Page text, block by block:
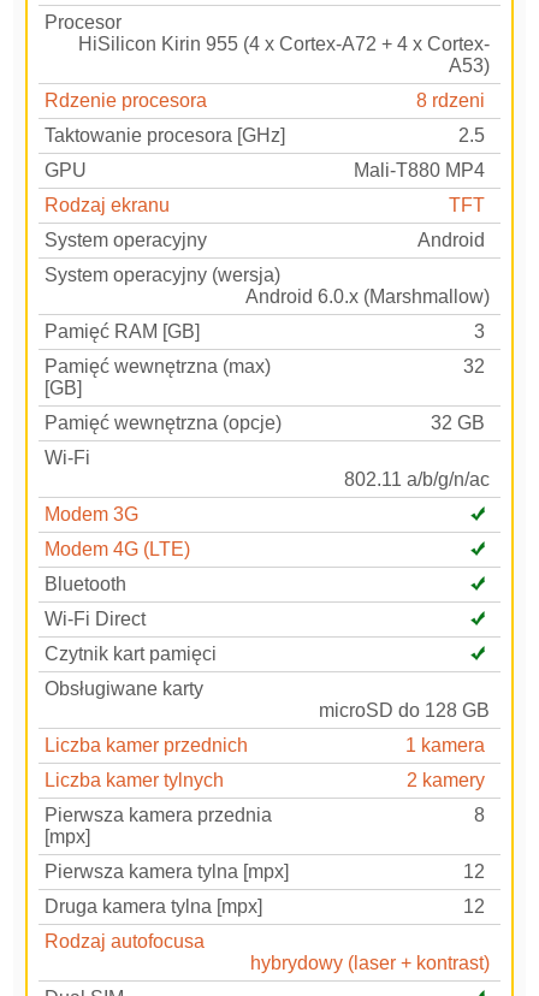
Procesor
HiSilicon Kirin 955 (4 x Cortex-A72 + 4 x Cortex-
A53)
Rdzenie procesora
8 rdzeni
Taktowanie procesora [GHz]
2.5
GPU
Mali-T880 MP4
Rodzaj ekranu
TFT
System operacyjny
Android
System operacyjny (wersja)
Android 6.0.x (Marshmallow)
Pamięć RAM [GB]
3
Pamięć wewnętrzna (max)
[GB]
32
Pamięć wewnętrzna (opcje)
32 GB
Wi-Fi
802.11 a/b/g/n/ac
Modem 3G
Modem 4G (LTE)
Bluetooth
Wi-Fi Direct
Czytnik kart pamięci
Obsługiwane karty
microSD do 128 GB
Liczba kamer przednich
1 kamera
Liczba kamer tylnych
2 kamery
Pierwsza kamera przednia
[mpx]
8
Pierwsza kamera tylna [mpx]
12
Druga kamera tylna [mpx]
12
Rodzaj autofocusa
hybrydowy (laser + kontrast)